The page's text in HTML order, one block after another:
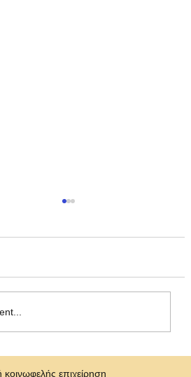
Εργασίας Ορισμένου Χρόνου"
Κοινωφελής Επιχείρηση Νισύρου
Κοινωφελή Επιχε
επιχείρηση